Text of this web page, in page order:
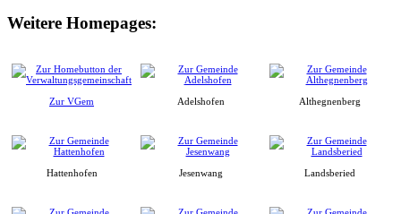
Weitere Homepages:
Zur VGem Adelshofen Althegnenberg
Hattenhofen Jesenwang Landsberied